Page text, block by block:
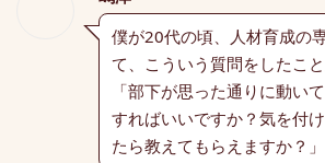
僕が20代の頃、人材育成の
て、こういう質問をしたこと
「部下が思った通りに動い
すればいいですか？気を付
たら教えてもらえますか？」